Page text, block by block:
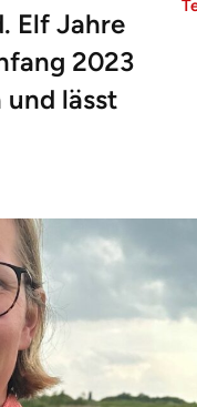
Elf Jahre
2023
lässt